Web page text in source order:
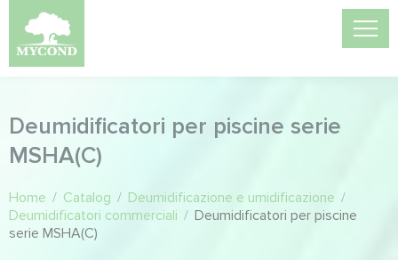
Deumidificatori per piscine serie
MSHA(C)
Home / Catalog / Deumidificazione e umidificazione /
Deumidificatori commerciali / Deumidificatori per piscine
serie MSHA(C)